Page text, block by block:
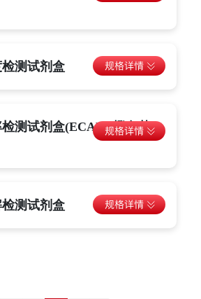
测试剂盒
测试剂盒(ECAR)-橙色荧
测试剂盒